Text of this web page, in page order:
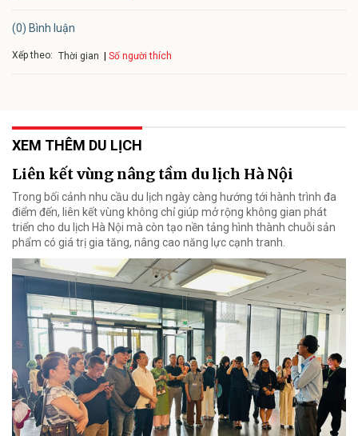
(0) Bình luận
Xếp theo: Thời gian Số người thích
XEM THÊM DU LỊCH
Liên kết vùng nâng tầm du lịch Hà Nội
Trong bối cảnh nhu cầu du lịch ngày càng hướng tới hành trình đa
điểm đến, liên kết vùng không chỉ giúp mở rộng không gian phát
triển cho du lịch Hà Nội mà còn tạo nền tảng hình thành chuỗi sản
phẩm có giá trị gia tăng, nâng cao năng lực cạnh tranh.